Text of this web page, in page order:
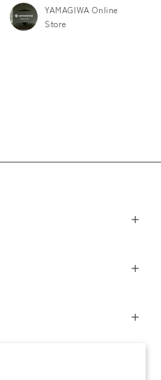
YAMAGIWA Online
Store